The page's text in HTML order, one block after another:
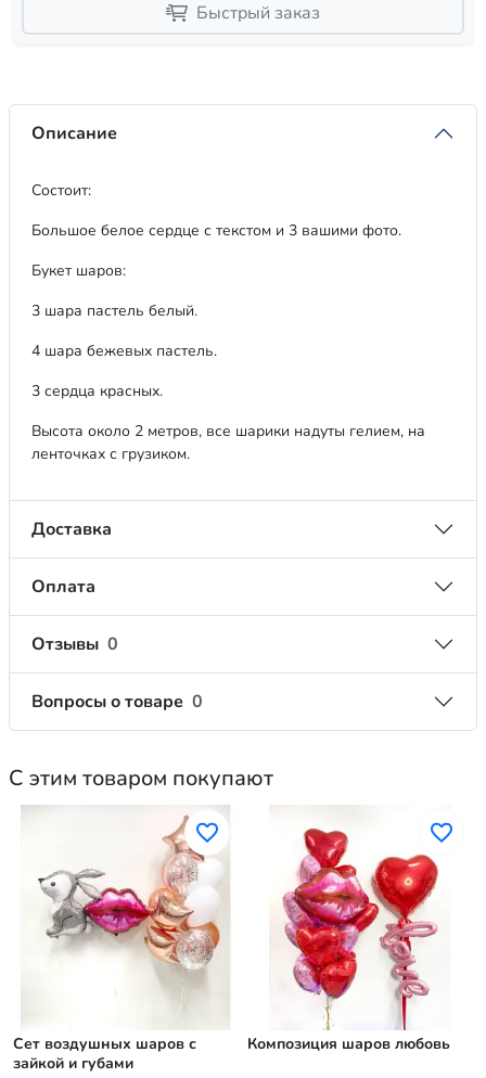
Быстрый заказ
Описание
Состоит:
Большое белое сердце с текстом и 3 вашими фото.
Букет шаров:
3 шара пастель белый.
4 шара бежевых пастель.
3 сердца красных.
Высота около 2 метров, все шарики надуты гелием, на
ленточках с грузиком.
Доставка
Оплата
Отзывы 0
Вопросы о товаре 0
С этим товаром покупают
Сет воздушных шаров с
зайкой и губами
Композиция шаров любовь